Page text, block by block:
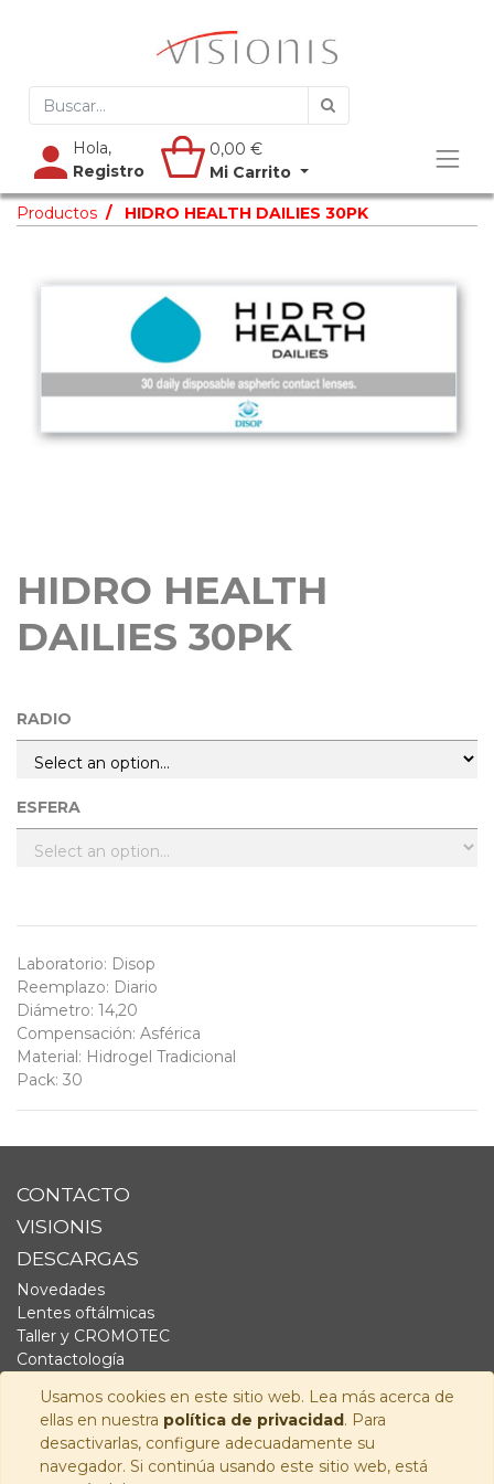
Usamos cookies en este sitio web. Lea más acerca de
ellas en nuestra política de privacidad. Para
desactivarlas, configure adecuadamente su
navegador. Si continúa usando este sitio web, está
Hola,
Registro
0,00 €
Mi Carrito
Productos HIDRO HEALTH DAILIES 30PK
HIDRO HEALTH
DAILIES 30PK
RADIO
ESFERA
Laboratorio: Disop
Reemplazo: Diario
Diámetro: 14,20
Compensación: Asférica
Material: Hidrogel Tradicional
Pack: 30
CONTACTO
VISIONIS
DESCARGAS
Novedades
Lentes oftálmicas
Taller y CROMOTEC
Contactología
Fornitura
Audiología
SÍGUENOS